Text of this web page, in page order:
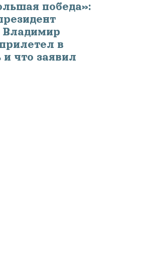
победа»:
Владимир
в
что заявил